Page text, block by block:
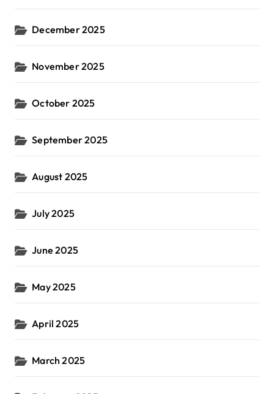
December 2025
November 2025
October 2025
September 2025
August 2025
July 2025
June 2025
May 2025
April 2025
March 2025